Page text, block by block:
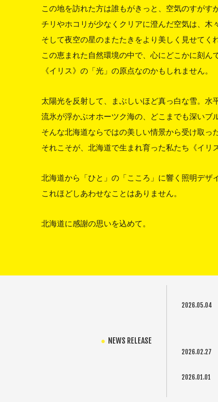
この地を訪れた方は誰もがきっと、空気のすがす
チリやホコリが少なくクリアに澄んだ空気は、
そして夜空の星のまたたきをより美しく見せてく
この恵まれた自然環境の中で、心にどこかに刻ん
《イリス》の「光」の原点なのかもしれません。
太陽光を反射して、まぶしいほど真っ白な雪。水
流氷が浮かぶオホーツク海の、どこまでも深い
そんな北海道ならではの美しい情景から受け取
それこそが、北海道で生まれ育った私たち《イリ
北海道から「ひと」の「こころ」に響く照明デザ
これほどしあわせなことはありません。
北海道に感謝の思いを込めて。
NEWS RELEASE
2026.05.04
2026.02.27
2026.01.01